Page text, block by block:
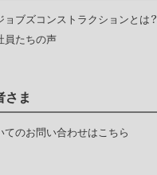
ョブズコンストラクションとは？
員たちの声
さま
てのお問い合わせはこちら